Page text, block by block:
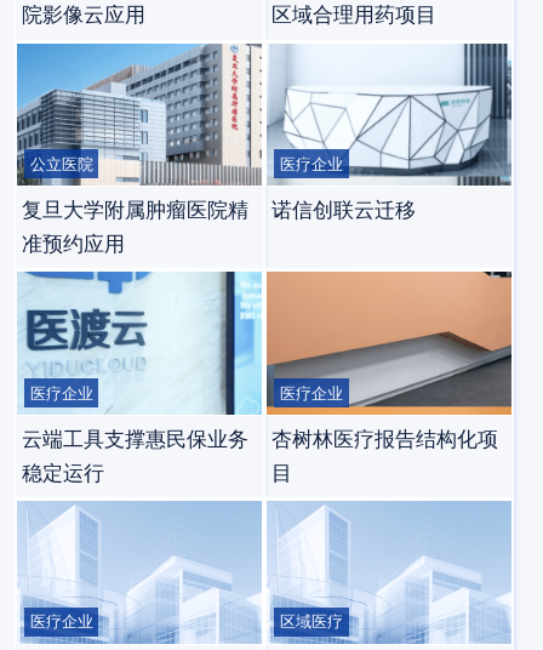
院影像云应用
区域合理用药项目
公立医院
复旦大学附属肿瘤医院精
准预约应用
医疗企业
诺信创联云迁移
医疗企业
云端工具支撑惠民保业务
稳定运行
医疗企业
杏树林医疗报告结构化项
目
医疗企业 区域医疗